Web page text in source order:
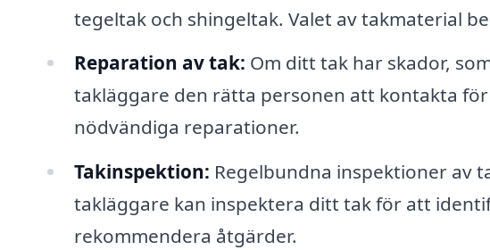
tegeltak och shingeltak. Valet av takmaterial
Reparation av tak: Om ditt tak har skador,
takläggare den rätta personen att kontakta
nödvändiga reparationer.
Takinspektion: Regelbundna inspektioner av
takläggare kan inspektera ditt tak för att
rekommendera åtgärder.